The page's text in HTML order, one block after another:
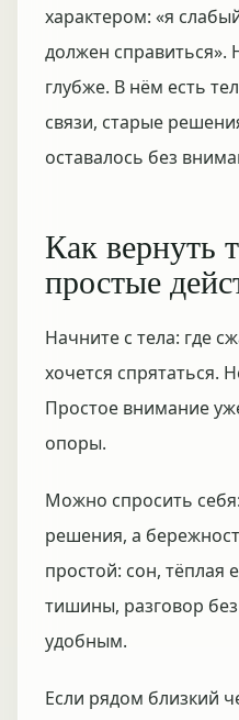
характером: «я
должен справиться».
глубже. В нём есть
связи, старые
оставалось без
Как вернуть
простые
Начните с тела: где
хочется спрятаться.
Простое внимание
опоры.
Можно спросить
решения, а
простой: сон, тёплая
тишины, разговор
удобным.
Если рядом близкий